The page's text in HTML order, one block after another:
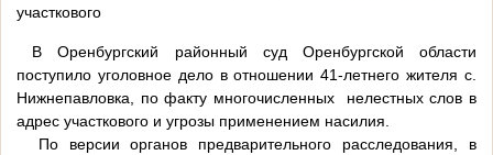
участкового
В Оренбургский районный суд Оренбургской области
поступило уголовное дело в отношении 41-летнего жителя с.
Нижнепавловка, по факту многочисленных нелестных слов в
адрес участкового и угрозы применением насилия.
По версии органов предварительного расследования, в